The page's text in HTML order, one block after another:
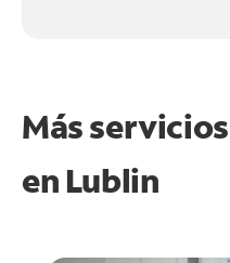
Más
en Lublin